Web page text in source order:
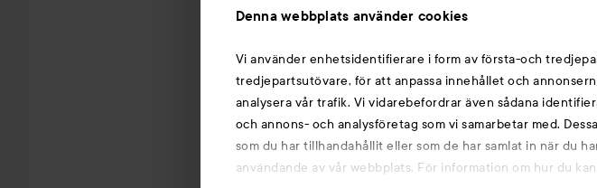
Denna webbplats använder cookies
Vi använder enhetsidentifierare i form av första-och
tredjepartsutövare, för att anpassa innehållet och
analysera vår trafik. Vi vidarebefordrar även sådana
och annons- och analysföretag som vi samarbetar med.
som du har tillhandahållit eller som de har samlat in när du
användande av vår webbplats. För information om hur du
Cookie Consent
Partners
Du kanske
Smink
Hårnålar